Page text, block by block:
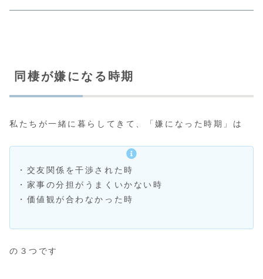
同棲が嫌になる時期
私たちが一緒に暮らしてきて、「嫌になった時期」は
・交友関係を干渉された時
・家事の分担がうまくいかない時
・価値観が合わなかった時
の３つです